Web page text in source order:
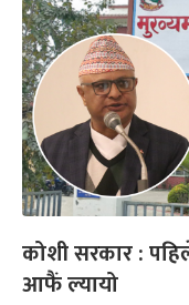
कोशी सरकार :
आफैं ल्यायो